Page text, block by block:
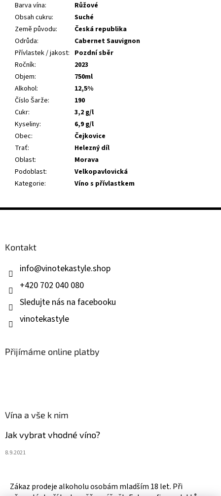
Barva vína:
Růžové
Obsah cukru:
Suché
Země původu:
Česká republika
Odrůda:
Cabernet Sauvignon
Přívlastek / jakost: Pozdní sběr
Ročník:
2023
Objem:
750ml
Alkohol:
12,5%
Číslo Šarže:
190
Cukr:
3,2 g/l
Kyseliny:
6,9 g/l
Obec:
Čejkovice
Trať:
Helezný díl
Oblast:
Morava
Podoblast:
Velkopavlovická
Kategorie: Víno s přívlastkem
Z
Kontakt
info@vinotekastyle.shop
+420 702 040 080
Sledujte nás na facebooku
vinotekastyle
Přijímáme online platby
Vína a vše k nim
Jak vybrat vhodné víno?
8.9.2021
Zákaz prodeje alkoholu osobám mladším 18 let. Při